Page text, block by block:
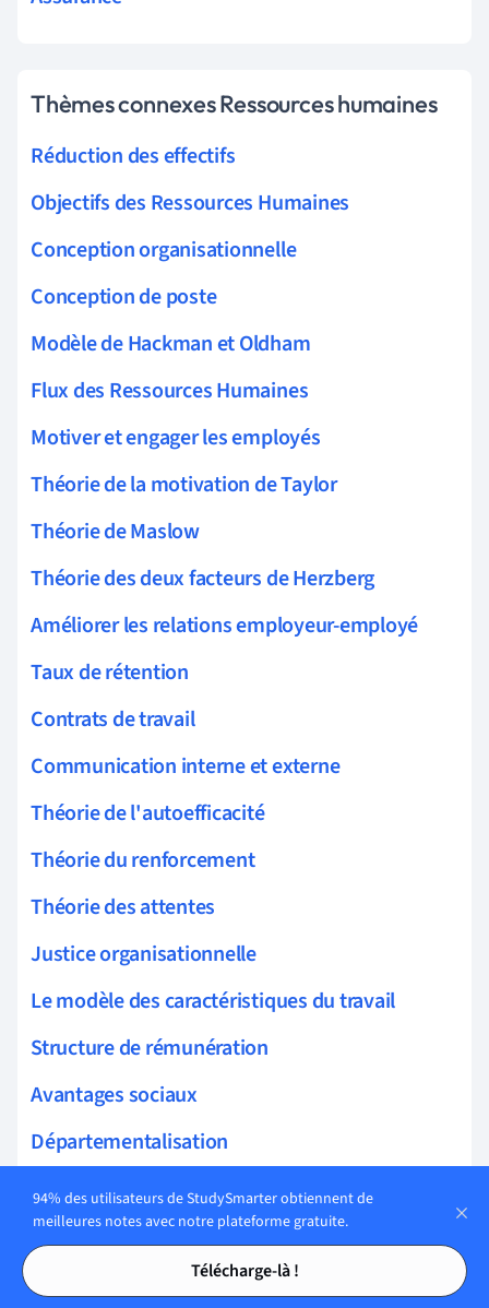
Tables des matières
Tables des matières
Thèmes connexes Ressources humaines
Réduction des effectifs
Objectifs des Ressources Humaines
Conception organisationnelle
Conception de poste
Modèle de Hackman et Oldham
Flux des Ressources Humaines
Motiver et engager les employés
Théorie de la motivation de Taylor
Théorie de Maslow
Théorie des deux facteurs de Herzberg
Améliorer les relations employeur-employé
Taux de rétention
Contrats de travail
Communication interne et externe
Théorie de l'autoefficacité
Théorie du renforcement
Théorie des attentes
Justice organisationnelle
Le modèle des caractéristiques du travail
Structure de rémunération
Avantages sociaux
Départementalisation
Portée des frontières
Types de structure organisationnelle
Structure organisationnelle matricielle
94% des utilisateurs de StudySmarter obtiennent de
meilleures notes avec notre plateforme gratuite.
Télécharge-là !